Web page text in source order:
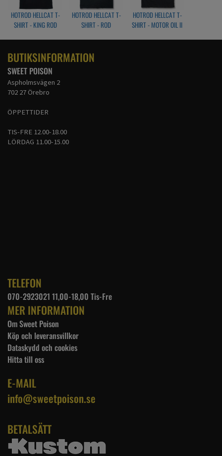
HOTROD HELLCAT T-
SHIRT - KING ROD
HOTROD HELLCAT T-
SHIRT - ROD
HOTROD HELLCAT T-
SHIRT - MOTOR OIL II
BUTIKSINFORMATION
SWEET POISON
Aspholmsvägen 2
702 27 Örebro
ÖPPETTIDER
TIS-FRE 12.00-18.00
LÖRDAG 11.00-15.00
TELEFON
070-2923021 11,00-18,00 Tis-Fre
MER INFORMATION
Om Sweet Poison
Köp och leveransvillkor
Dataskydd och cookies
Hitta till oss
E-MAIL
info@sweetpoison.se
BETALSÄTT